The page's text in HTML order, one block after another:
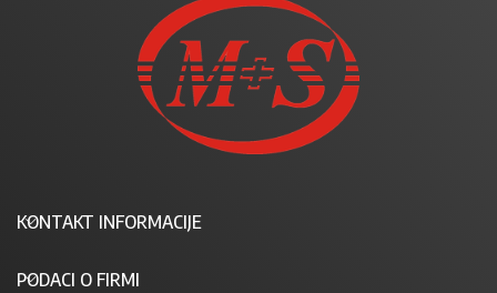
KONTAKT INFORMACIJE
PODACI O FIRMI